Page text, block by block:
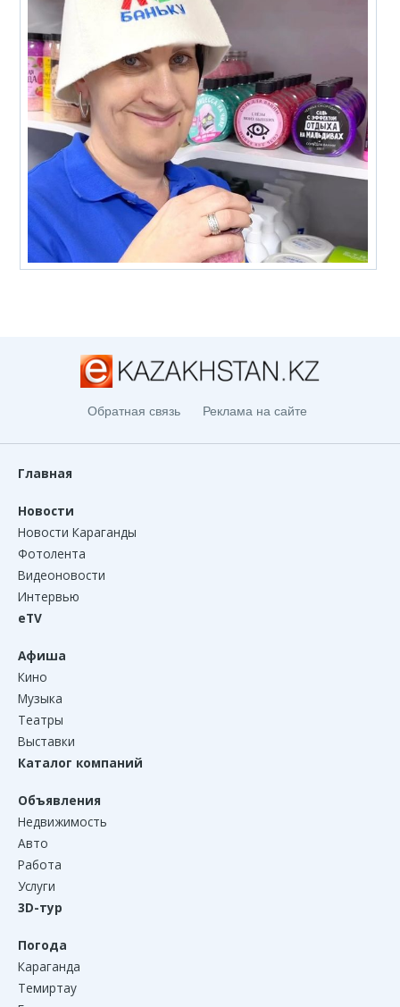
Обратная связь Реклама на сайте
Главная
Новости
Новости Караганды
Фотолента
Видеоновости
Интервью
eTV
Афиша
Кино
Музыка
Театры
Выставки
Каталог компаний
Объявления
Недвижимость
Авто
Работа
Услуги
3D-тур
Погода
Караганда
Темиртау